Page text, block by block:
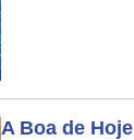
A Boa de Hoje